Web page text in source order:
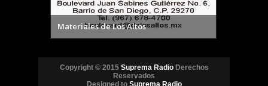
Materiales de Los Altos
Copyright © 2015 Suprema Radio Derechos
Reservados
Designed to Suprema Radio